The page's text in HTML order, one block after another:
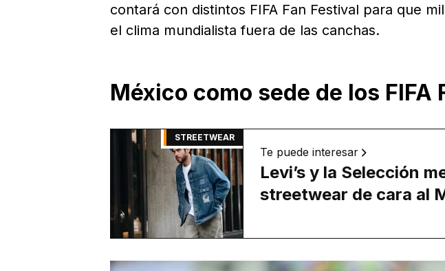
contará con distintos FIFA Fan Festival para que
el clima mundialista fuera de las canchas.
México como sede de los FIFA
STREETWEAR
Te puede interesar
Levi’s y la Selección
streetwear de cara al